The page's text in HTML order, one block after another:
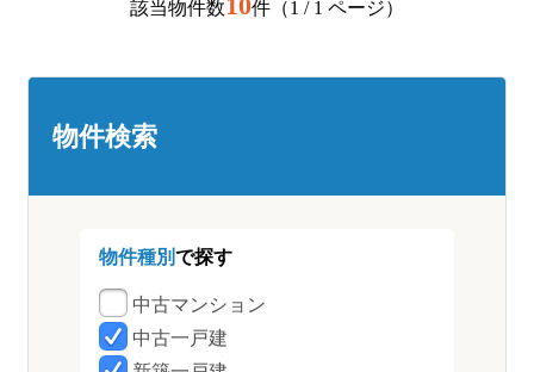
該当物件数 件（1 / 1 ページ）
物件検索
物件種別で探す
中古マンション
中古一戸建